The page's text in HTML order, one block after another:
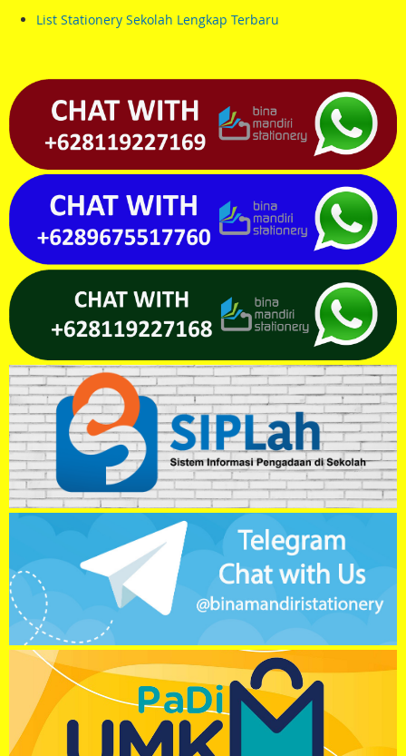
List Stationery Sekolah Lengkap Terbaru